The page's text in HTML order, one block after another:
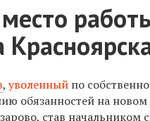
,уволенный по
обязанностей на
став начальником